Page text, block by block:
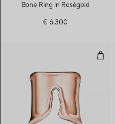
Bone Ring in Roségold
€ 6.300
Split